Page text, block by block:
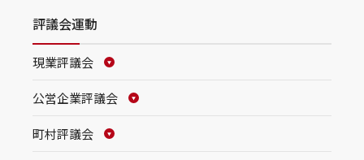
評議会運動
現業評議会
公営企業評議会
町村評議会